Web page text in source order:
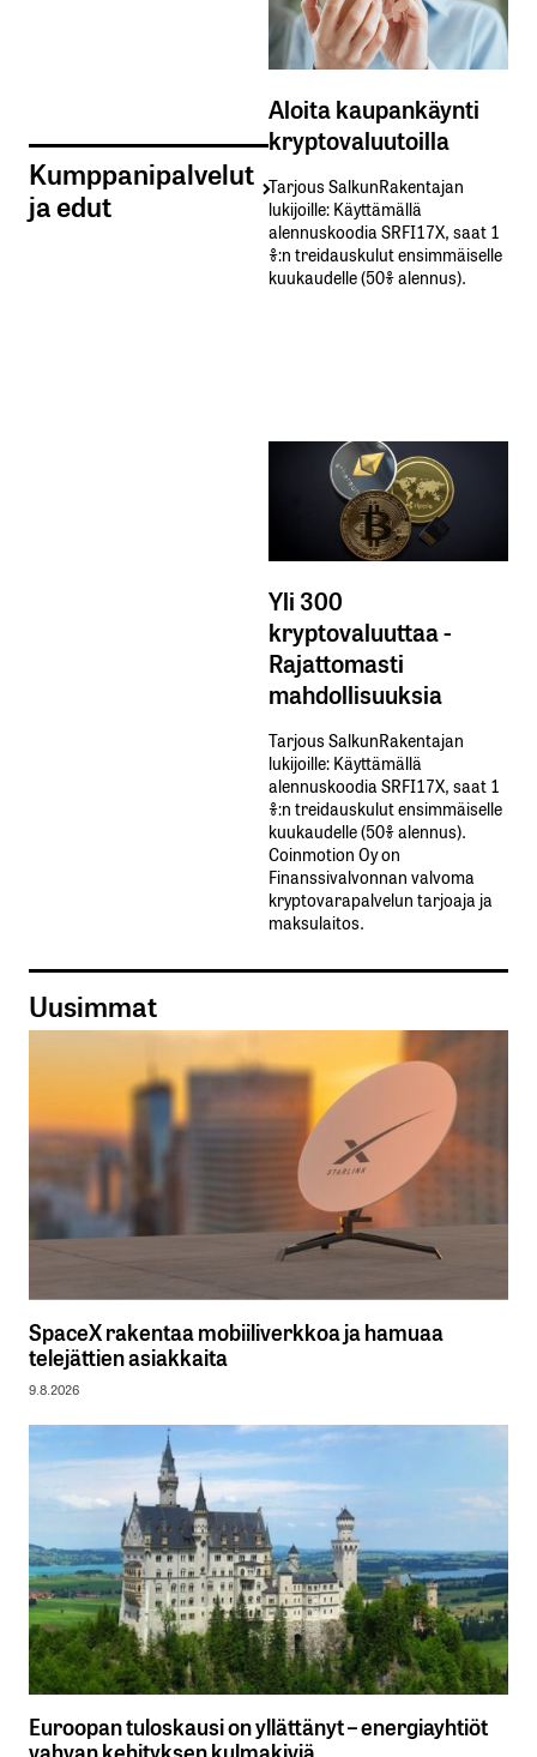
Kumppanipalvelut
ja edut
Aloita kaupankäynti
kryptovaluutoilla
Tarjous SalkunRakentajan
lukijoille: Käyttämällä​ ​
alennuskoodia​ ​SRFI17X,​ ​saat​ ​1
%:n treidauskulut​ ​ensimmäiselle​ ​
kuukaudelle​ ​(50%​ ​alennus).
Yli 300
kryptovaluuttaa -
Rajattomasti
mahdollisuuksia
Tarjous SalkunRakentajan
lukijoille: Käyttämällä​ ​
alennuskoodia​ ​SRFI17X,​ ​saat​ ​1
%:n treidauskulut​ ​ensimmäiselle​ ​
kuukaudelle​ ​(50%​ ​alennus).
Coinmotion Oy on
Finanssivalvonnan valvoma
kryptovarapalvelun tarjoaja ja
maksulaitos.
Uusimmat
SpaceX rakentaa mobiiliverkkoa ja hamuaa
telejättien asiakkaita
9.8.2026
Euroopan tuloskausi on yllättänyt – energiayhtiöt